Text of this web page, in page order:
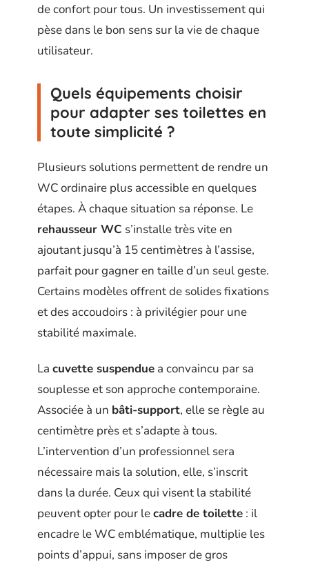
de confort pour tous. Un investissement qui
pèse dans le bon sens sur la vie de chaque
utilisateur.
Quels équipements choisir
pour adapter ses toilettes en
toute simplicité ?
Plusieurs solutions permettent de rendre un
WC ordinaire plus accessible en quelques
étapes. À chaque situation sa réponse. Le
rehausseur WC s’installe très vite en
ajoutant jusqu’à 15 centimètres à l’assise,
parfait pour gagner en taille d’un seul geste.
Certains modèles offrent de solides fixations
et des accoudoirs : à privilégier pour une
stabilité maximale.
La cuvette suspendue a convaincu par sa
souplesse et son approche contemporaine.
Associée à un bâti-support, elle se règle au
centimètre près et s’adapte à tous.
L’intervention d’un professionnel sera
nécessaire mais la solution, elle, s’inscrit
dans la durée. Ceux qui visent la stabilité
peuvent opter pour lecadre de toilette : il
encadre le WC emblématique, multiplie les
points d’appui, sans imposer de gros